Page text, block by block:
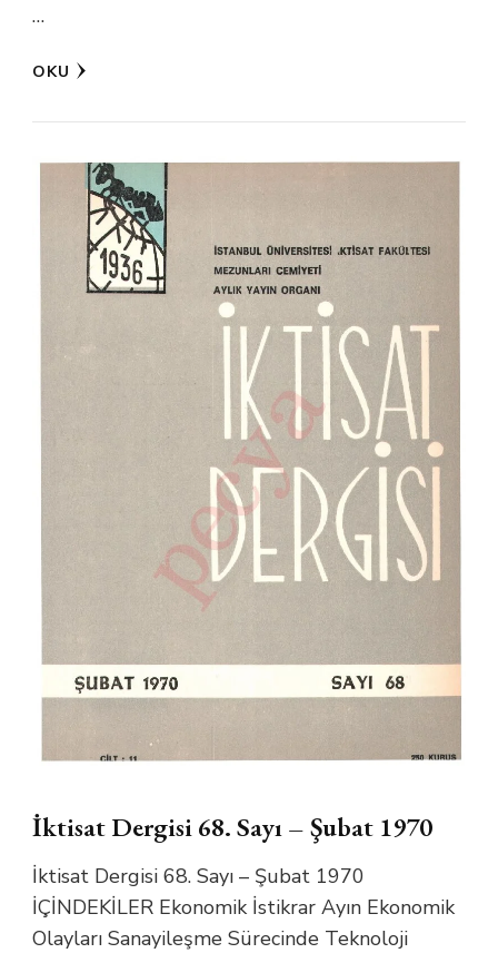
…
OKU
İktisat Dergisi 68. Sayı – Şubat 1970
İktisat Dergisi 68. Sayı – Şubat 1970
İÇİNDEKİLER Ekonomik İstikrar Ayın Ekonomik
Olayları Sanayileşme Sürecinde Teknoloji